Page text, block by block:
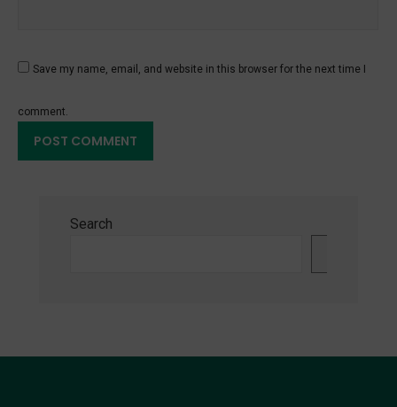
Save my name, email, and website in this browser for the next time I
comment.
Search